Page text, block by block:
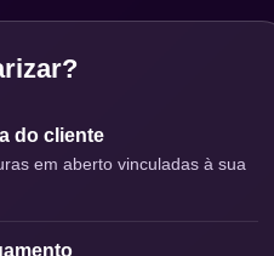
do cliente
em aberto vinculadas à sua